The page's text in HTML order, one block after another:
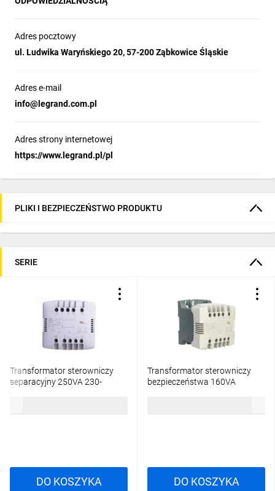
Adres pocztowy
ul. Ludwika Waryńskiego 20, 57-200 Ząbkowice Śląskie
Adres e-mail
info@legrand.com.pl
Adres strony internetowej
https://www.legrand.pl/pl
PLIKI I BEZPIECZEŃSTWO PRODUKTU
SERIE
Transformator sterowniczy
separacyjny 250VA 230-
DO KOSZYKA
Transformator sterowniczy
bezpieczeństwa 160VA
DO KOSZYKA